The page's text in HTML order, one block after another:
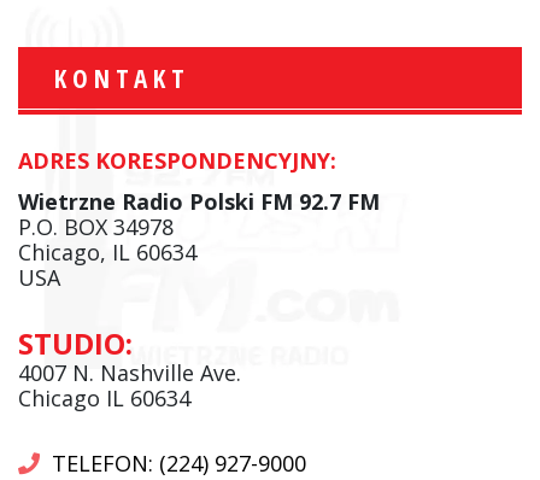
KONTAKT
ADRES KORESPONDENCYJNY:
Wietrzne Radio Polski FM 92.7 FM
P.O. BOX 34978
Chicago, IL 60634
USA
STUDIO:
4007 N. Nashville Ave.
Chicago IL 60634
TELEFON: (224) 927-9000